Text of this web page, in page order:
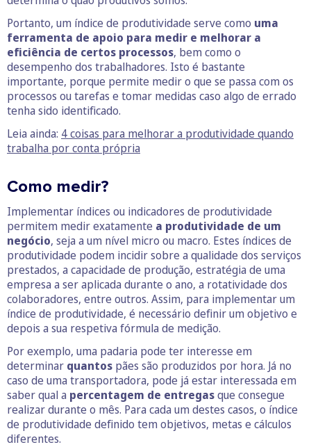
Portanto, um índice de produtividade serve como uma
ferramenta de apoio para medir e melhorar a
eficiência de certos processos, bem como o
desempenho dos trabalhadores. Isto é bastante
importante, porque permite medir o que se passa com os
processos ou tarefas e tomar medidas caso algo de errado
tenha sido identificado.
Leia ainda: 4 coisas para melhorar a produtividade quando
trabalha por conta própria
Como medir?
Implementar índices ou indicadores de produtividade
permitem medir exatamente a produtividade de um
negócio, seja a um nível micro ou macro. Estes índices de
produtividade podem incidir sobre a qualidade dos serviços
prestados, a capacidade de produção, estratégia de uma
empresa a ser aplicada durante o ano, a rotatividade dos
colaboradores, entre outros. Assim, para implementar um
índice de produtividade, é necessário definir um objetivo e
depois a sua respetiva fórmula de medição.
Por exemplo, uma padaria pode ter interesse em
determinar quantos pães são produzidos por hora. Já no
caso de uma transportadora, pode já estar interessada em
saber qual a percentagem de entregasque consegue
realizar durante o mês. Para cada um destes casos, o índice
de produtividade definido tem objetivos, metas e cálculos
diferentes.